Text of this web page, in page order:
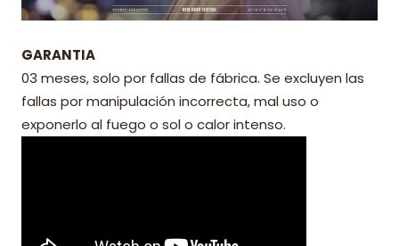
GARANTIA
03 meses, solo por fallas de fábrica. Se excluyen las
fallas por manipulación incorrecta, mal uso o
exponerlo al fuego o sol o calor intenso.